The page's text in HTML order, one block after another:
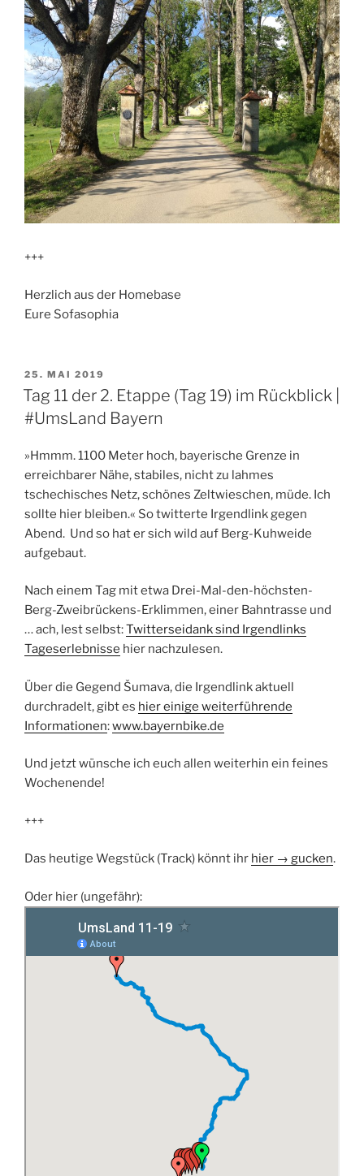
+++
Herzlich aus der Homebase
Eure Sofasophia
VERÖFFENTLICHT
AM
25. MAI 2019
Tag 11 der 2. Etappe (Tag 19) im Rückblick |
#UmsLand Bayern
»Hmmm. 1100 Meter hoch, bayerische Grenze in
erreichbarer Nähe, stabiles, nicht zu lahmes
tschechisches Netz, schönes Zeltwieschen, müde. Ich
sollte hier bleiben.« So twitterte Irgendlink gegen
Abend. Und so hat er sich wild auf Berg-Kuhweide
aufgebaut.
Nach einem Tag mit etwa Drei-Mal-den-höchsten-
Berg-Zweibrückens-Erklimmen, einer Bahntrasse und
… ach, lest selbst:Twitterseidank sind Irgendlinks
Tageserlebnisse hier nachzulesen.
Über die Gegend Šumava, die Irgendlink aktuell
durchradelt, gibt es hier einige weiterführende
Informationen:www.bayernbike.de
Und jetzt wünsche ich euch allen weiterhin ein feines
Wochenende!
+++
Das heutige Wegstück (Track) könnt ihr hier → gucken.
Oder hier (ungefähr):